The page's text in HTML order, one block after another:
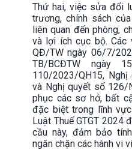
Thứ hai, việc sửa đổi
trương, chính sách
liên quan đến phòng,
và lợi ích cục bộ. Các
QĐ/TW ngày 06/7/
TB/BCĐTW ngày
110/2023/QH15, Nghị
và Nghị quyết số 126/
phục các sơ hở, bất
đặc biệt trong lĩnh vực
Luật Thuế GTGT 2024
cầu này, đảm bảo
ngăn chặn các hành vi